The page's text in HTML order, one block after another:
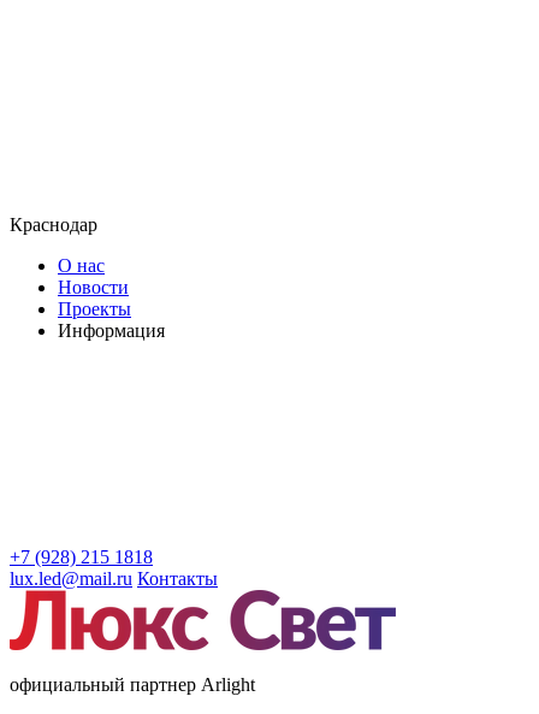
Краснодар
О нас
Новости
Проекты
Информация
+7 (928) 215 1818
lux.led@mail.ru Контакты
официальный партнер Arlight